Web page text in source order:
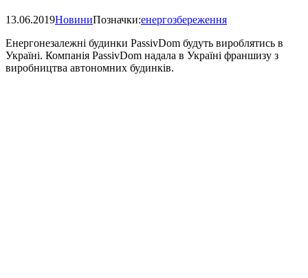
13.06.2019НовиниПозначки:енергозбереження
Енергонезалежні будинки PassivDom будуть вироблятись в
Україні. Компанія PassivDom надала в Україні франшизу з
виробництва автономних будинків.